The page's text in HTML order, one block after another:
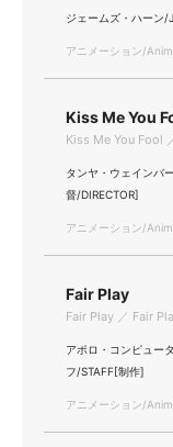
ジェームズ・ハーン
アニメーション/
Kiss Me You
Kiss Me You Fool
タンヤ・ウェインバ
督/DIRECTOR]
アニメーション/
Fair Play
Fair Play ／ Fair
アポロ・コンピュー
フ/STAFF[制作]
アニメーション/